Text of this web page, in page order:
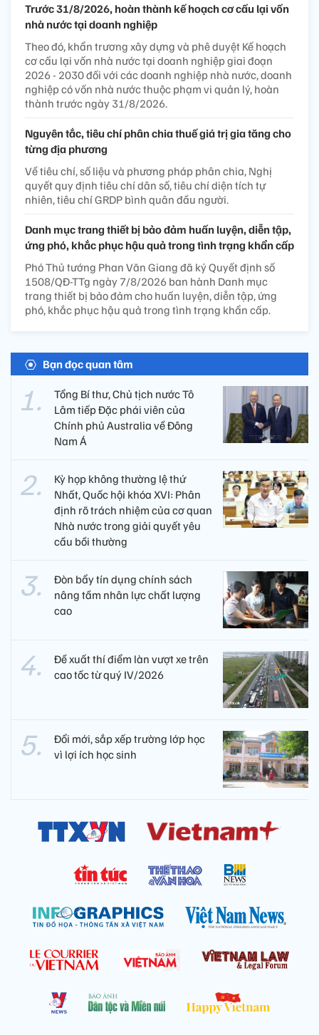
Trước 31/8/2026, hoàn thành kế hoạch cơ cấu lại vốn
nhà nước tại doanh nghiệp
Theo đó, khẩn trương xây dựng và phê duyệt Kế hoạch
cơ cấu lại vốn nhà nước tại doanh nghiệp giai đoạn
2026 - 2030 đối với các doanh nghiệp nhà nước, doanh
nghiệp có vốn nhà nước thuộc phạm vi quản lý, hoàn
thành trước ngày 31/8/2026.
Nguyên tắc, tiêu chí phân chia thuế giá trị gia tăng cho
từng địa phương
Về tiêu chí, số liệu và phương pháp phân chia, Nghị
quyết quy định tiêu chí dân số, tiêu chí diện tích tự
nhiên, tiêu chí GRDP bình quân đầu người.
Danh mục trang thiết bị bảo đảm huấn luyện, diễn tập,
ứng phó, khắc phục hậu quả trong tình trạng khẩn cấp
Phó Thủ tướng Phan Văn Giang đã ký Quyết định số
1508/QĐ-TTg ngày 7/8/2026 ban hành Danh mục
trang thiết bị bảo đảm cho huấn luyện, diễn tập, ứng
phó, khắc phục hậu quả trong tình trạng khẩn cấp.
Bạn đọc quan tâm
Tổng Bí thư, Chủ tịch nước Tô
Lâm tiếp Đặc phái viên của
Chính phủ Australia về Đông
Nam Á
Kỳ họp không thường lệ thứ
Nhất, Quốc hội khóa XVI: Phân
định rõ trách nhiệm của cơ quan
Nhà nước trong giải quyết yêu
cầu bồi thường
Đòn bẩy tín dụng chính sách
nâng tầm nhân lực chất lượng
cao
Đề xuất thí điểm làn vượt xe trên
cao tốc từ quý IV/2026
Đổi mới, sắp xếp trường lớp học
vì lợi ích học sinh